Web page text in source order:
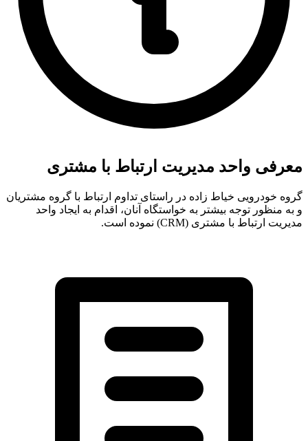
معرفی واحد مدیریت ارتباط با مشتری
گروه خودرویی خیاط زاده در راستای تداوم ارتباط با گروه مشتریان
و به منظور توجه بیشتر به خواستگاه آنان، اقدام به ایجاد واحد
مدیریت ارتباط با مشتری (CRM) نموده است.